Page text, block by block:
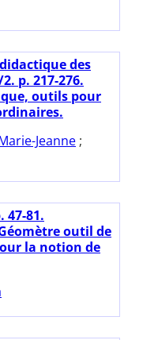
des
p. 217-276.
outils pour
Jeanne ;
47-81.
outil de
la notion de